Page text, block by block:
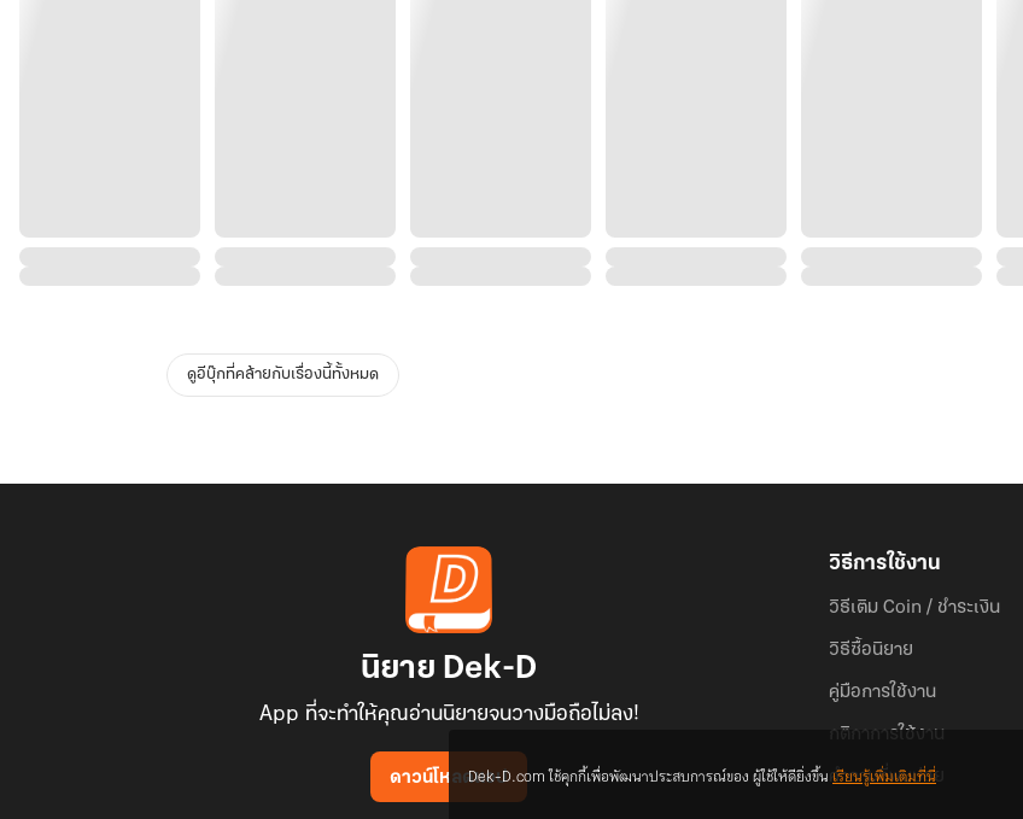
ดูอีบุ๊กที่คล้ายกับเรื่องนี้ทั้งหมด
นิยาย Dek-D
App ที่จะทำให้คุณอ่านนิยายจนวางมือถือไม่ลง!
ดาวน์โหลดแอป
วิธีการใช้งาน
วิธีเติม Coin / ชำระเงิน
วิธีซื้อนิยาย
คู่มือการใช้งาน
กติกาการใช้งาน
คำถามที่พบบ่อย
Dek-D.com ใช้คุกกี้เพื่อพัฒนาประสบการณ์ของ ผู้ใช้ให้ดียิ่งขึ้นเรียนรู้เพิ่มเติมที่นี่